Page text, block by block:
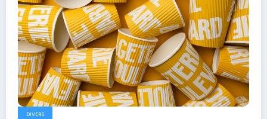
DIVERS